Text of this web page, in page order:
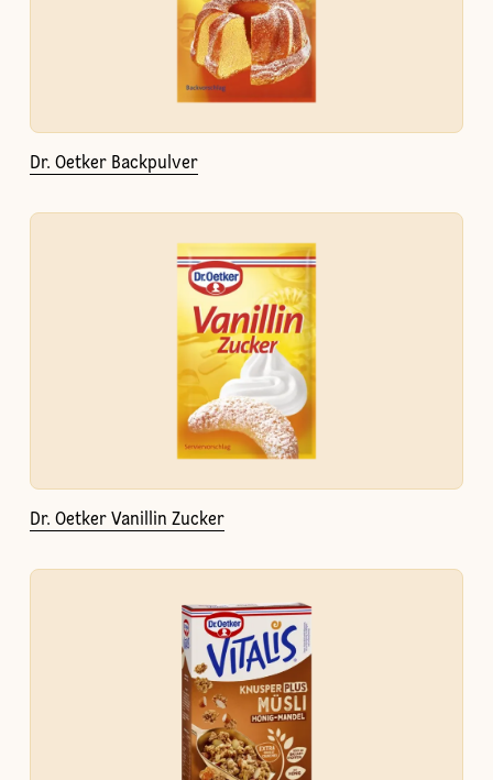
Dr. Oetker Backpulver
Dr. Oetker Vanillin Zucker